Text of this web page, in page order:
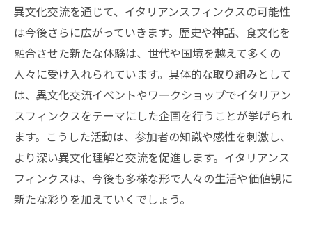
異文化交流を通じて、イタリアンスフィンクスの可能性
は今後さらに広がっていきます。歴史や神話、食文化を
融合させた新たな体験は、世代や国境を越えて多くの
人々に受け入れられています。具体的な取り組みとして
は、異文化交流イベントやワークショップでイタリアン
スフィンクスをテーマにした企画を行うことが挙げられ
ます。こうした活動は、参加者の知識や感性を刺激し、
より深い異文化理解と交流を促進します。イタリアンス
フィンクスは、今後も多様な形で人々の生活や価値観に
新たな彩りを加えていくでしょう。